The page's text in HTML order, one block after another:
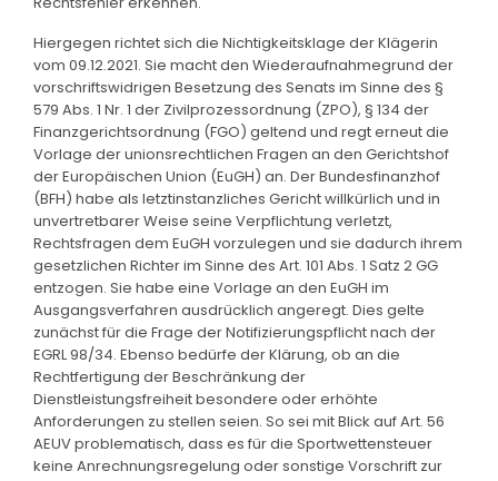
Hiergegen richtet sich die Nichtigkeitsklage der Klägerin
vom 09.12.2021. Sie macht den Wiederaufnahmegrund der
vorschriftswidrigen Besetzung des Senats im Sinne des §
579 Abs. 1 Nr. 1 der Zivilprozessordnung (ZPO), § 134 der
Finanzgerichtsordnung (FGO) geltend und regt erneut die
Vorlage der unionsrechtlichen Fragen an den Gerichtshof
der Europäischen Union (EuGH) an. Der Bundesfinanzhof
(BFH) habe als letztinstanzliches Gericht willkürlich und in
unvertretbarer Weise seine Verpflichtung verletzt,
Rechtsfragen dem EuGH vorzulegen und sie dadurch ihrem
gesetzlichen Richter im Sinne des Art. 101 Abs. 1 Satz 2 GG
entzogen. Sie habe eine Vorlage an den EuGH im
Ausgangsverfahren ausdrücklich angeregt. Dies gelte
zunächst für die Frage der Notifizierungspflicht nach der
EGRL 98/34. Ebenso bedürfe der Klärung, ob an die
Rechtfertigung der Beschränkung der
Dienstleistungsfreiheit besondere oder erhöhte
Anforderungen zu stellen seien. So sei mit Blick auf Art. 56
AEUV problematisch, dass es für die Sportwettensteuer
keine Anrechnungsregelung oder sonstige Vorschrift zur